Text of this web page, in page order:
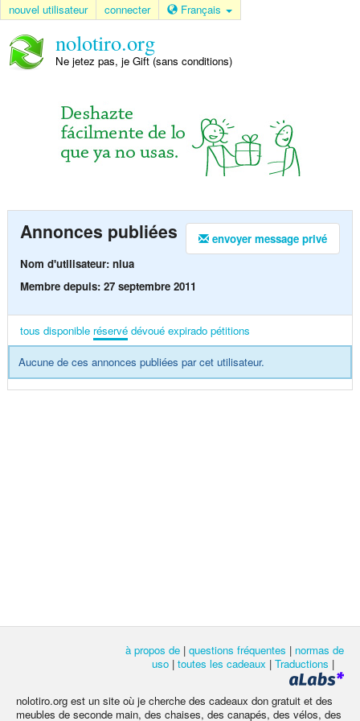
nouvel utilisateur connecter Français
nolotiro.org
Ne jetez pas, je Gift (sans conditions)
envoyer message privé
Annonces publiées
Nom d'utilisateur: nlua
Membre depuis: 27 septembre 2011
tous disponible réservé dévoué expirado pétitions
Aucune de ces annonces publiées par cet utilisateur.
à propos de | questions fréquentes | normas de
uso | toutes les cadeaux | Traductions |
nolotiro.org est un site où je cherche des cadeaux don gratuit et des
meubles de seconde main, des chaises, des canapés, des vélos, des